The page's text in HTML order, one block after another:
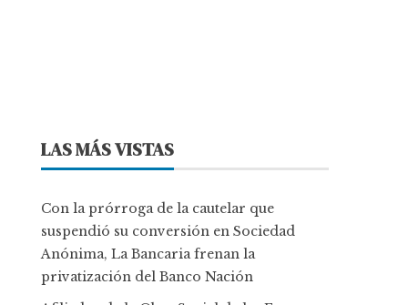
LAS MÁS VISTAS
Con la prórroga de la cautelar que
suspendió su conversión en Sociedad
Anónima, La Bancaria frenan la
privatización del Banco Nación